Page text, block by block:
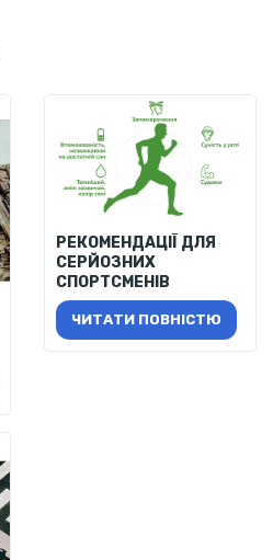
РЕКОМЕНДАЦІЇ ДЛЯ
СЕРЙОЗНИХ
СПОРТСМЕНІВ
ЧИТАТИ ПОВНІСТЮ